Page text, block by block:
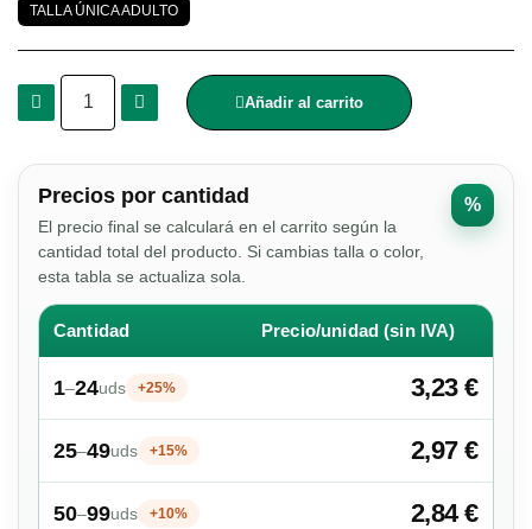
TALLA ÚNICA ADULTO
Añadir al carrito
Precios por cantidad
El precio final se calculará en el carrito según la
cantidad total del producto. Si cambias talla o color,
esta tabla se actualiza sola.
%
Cantidad Precio/unidad (sin IVA)
1–24uds +25% 3,23 €
25–49uds +15% 2,97 €
50–99uds +10% 2,84 €